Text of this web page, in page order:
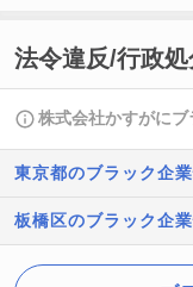
法令違反/行政
株式会社かすがにブ
東京都のブラック企
板橋区のブラック企